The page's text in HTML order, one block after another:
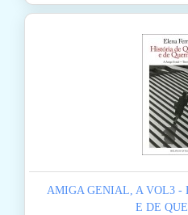
AMIGA GENIAL, A VOL3 -
E DE